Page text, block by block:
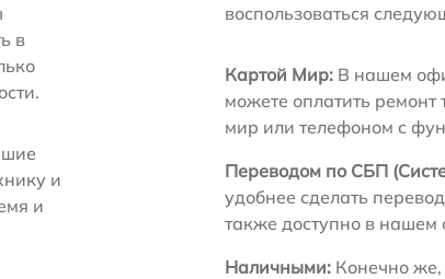
в
и
и
воспользоваться
Картой Мир: В нашем
можете оплатить
мир или телефоном с
Переводом по СБП
удобнее сделать
также доступно в нашем
Наличными: Конечно